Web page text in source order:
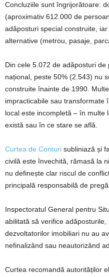
Concluziile sunt îngrijorătoare:
(aproximativ 612.000 de
adăposturi special construite,
alternative (metrou, pasaje,
Din cele 5.072 de adăposturi
național, peste 50% (2.543) nu
construite înainte de 1990.
impracticabile sau transformate
local este incompletă – în multe
există sau în ce stare se află.
Curtea de Conturi subliniază și
civilă este învechită, rămasă la
nu definește clar riscul de
principală responsabilă de
Inspectoratul General pentru
abilitată să verifice
dezvoltatorilor imobiliari nu au
nefinalizând sau neautorizând
Curtea recomandă autorităților